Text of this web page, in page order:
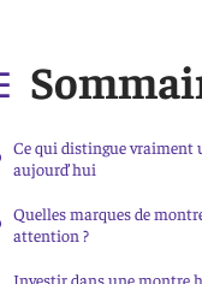
Ce qui distingue vraiment
aujourd’hui
Quelles marques de
attention ?
Investir dans une montre